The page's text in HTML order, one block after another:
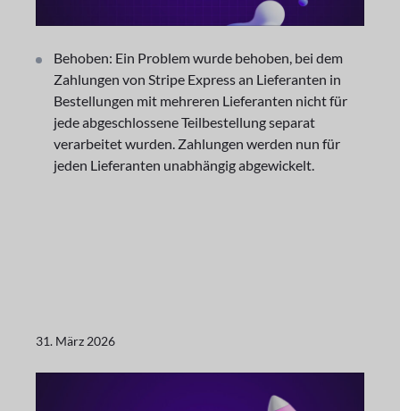
Behoben: Ein Problem wurde behoben, bei dem
Zahlungen von Stripe Express an Lieferanten in
Bestellungen mit mehreren Lieferanten nicht für
jede abgeschlossene Teilbestellung separat
verarbeitet wurden. Zahlungen werden nun für
jeden Lieferanten unabhängig abgewickelt.
31. März 2026